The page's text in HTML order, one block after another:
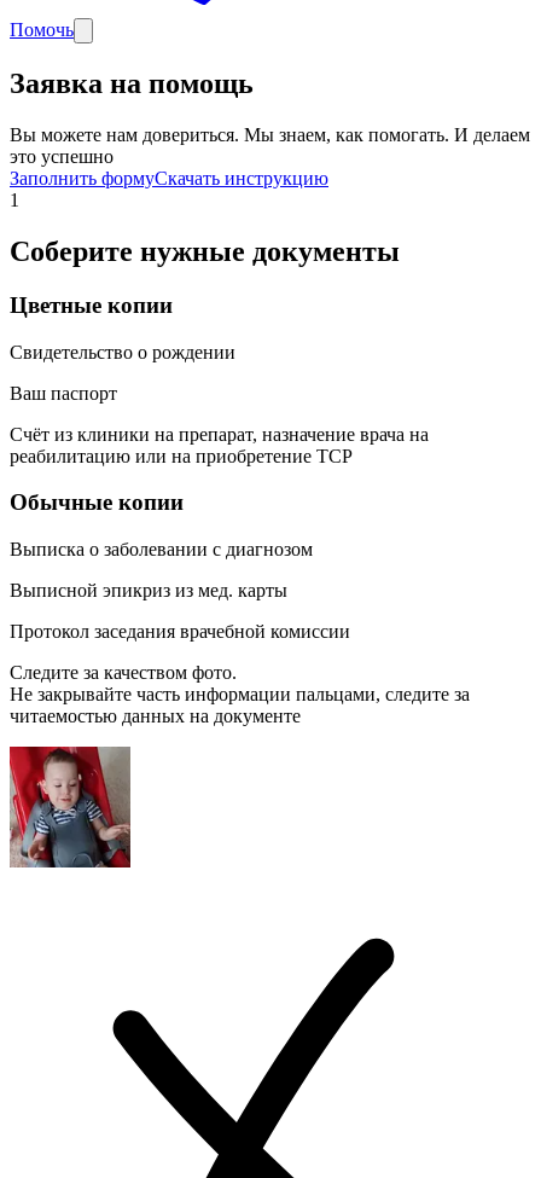
Помочь
Заявка на помощь
Вы можете нам довериться. Мы знаем, как помогать. И делаем
это успешно
Заполнить формуСкачать инструкцию
1
Соберите нужные документы
Цветные копии
Свидетельство о рождении
Ваш паспорт
Счёт из клиники на препарат, назначение врача на
реабилитацию или на приобретение ТСР
Обычные копии
Выписка о заболевании с диагнозом
Выписной эпикриз из мед. карты
Протокол заседания врачебной комиссии
Следите за качеством фото.
Не закрывайте часть информации пальцами, следите за
читаемостью данных на документе